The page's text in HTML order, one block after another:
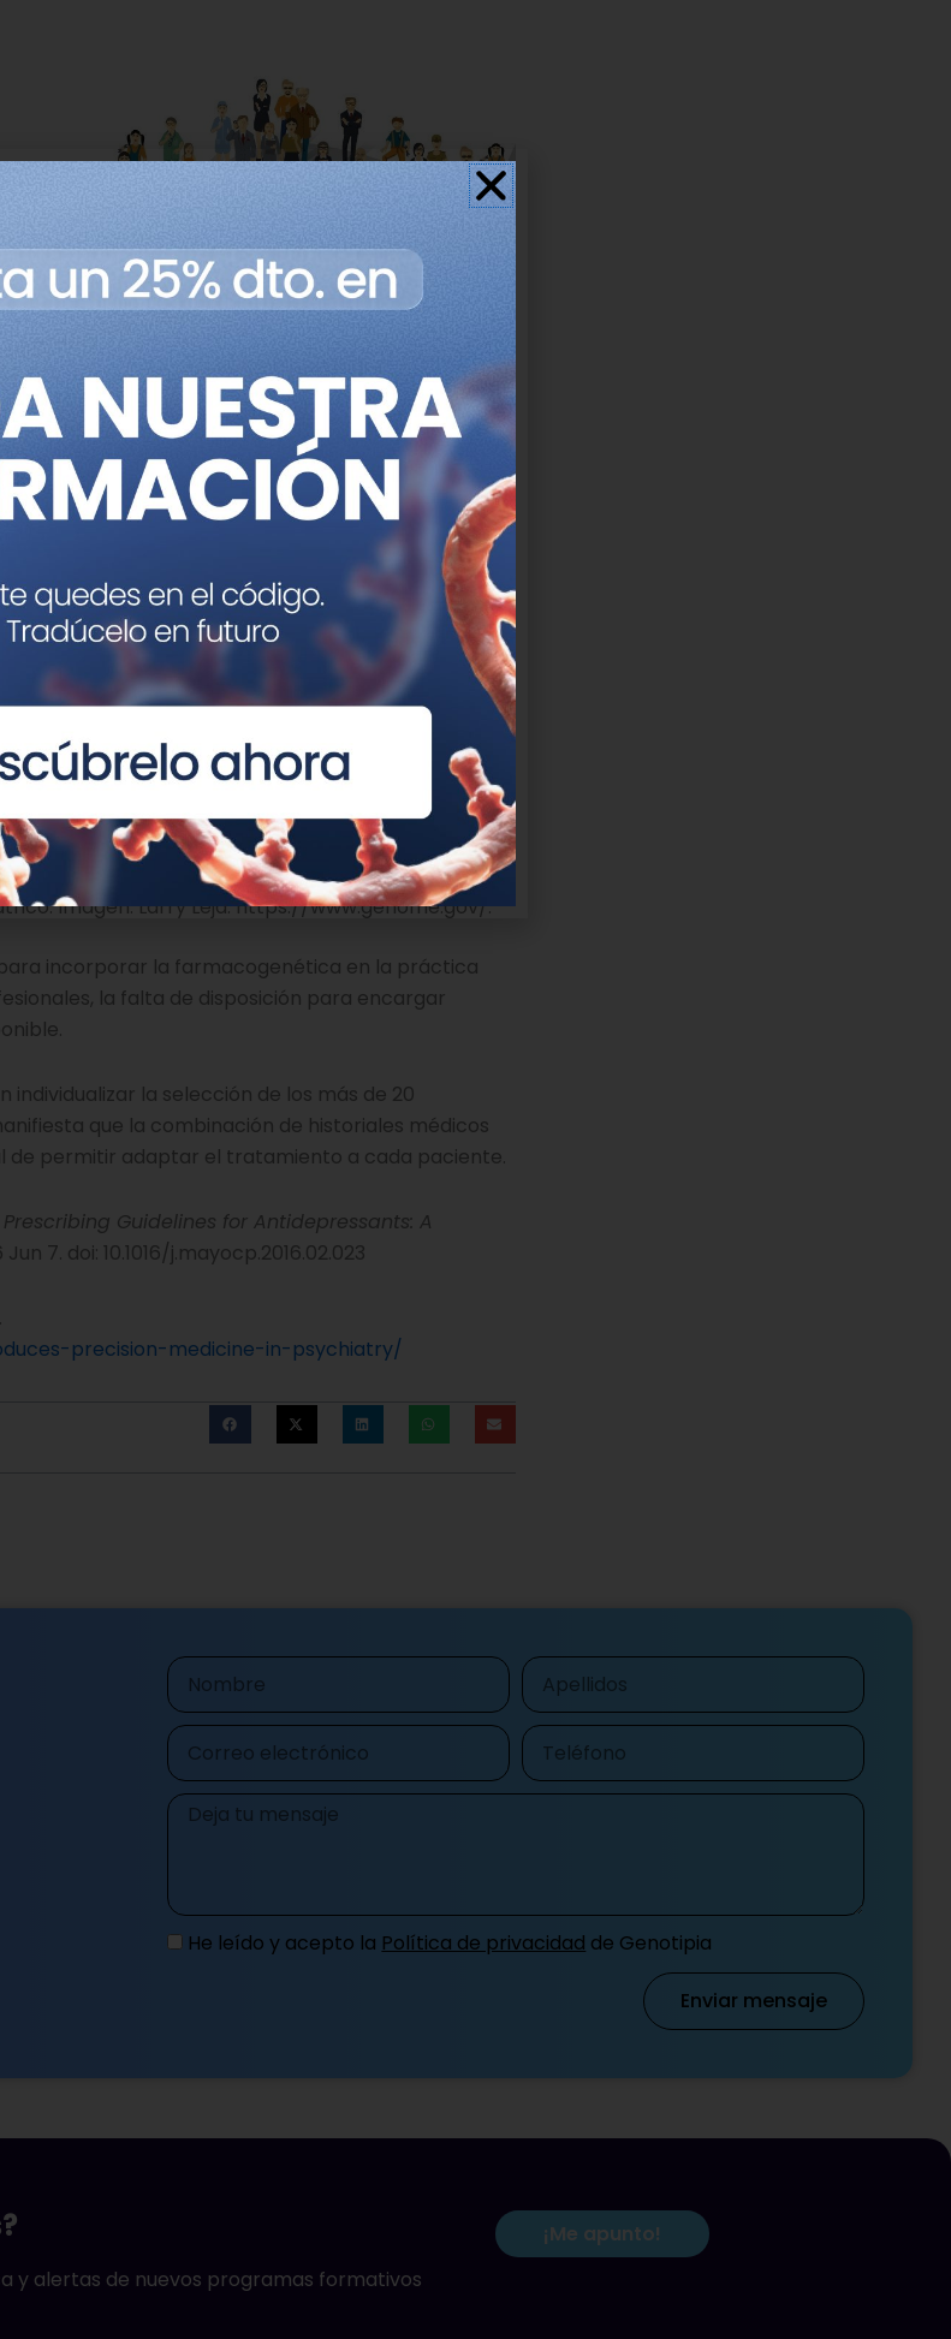
de pruebas genéticas tiene el potencial de permitir
Imagen: Larry Leja. https://www.genome.gov/.
incorporar la farmacogenética en la práctica
la falta de disposición para encargar
la selección de los más de 20
que la combinación de historiales médicos
de permitir adaptar el tratamiento a cada paciente.
Guidelines for Antidepressants: A
7. doi: 10.1016/j.mayocp.2016.02.023
.
precision-medicine-in-psychiatry/
Nombre Apellidos
Correo
electrónico
Teléfono
Mensaje
He leído y acepto la Política de privacidad de Genotipia
Enviar mensaje
y alertas de nuevos programas formativos
¡Me apunto!